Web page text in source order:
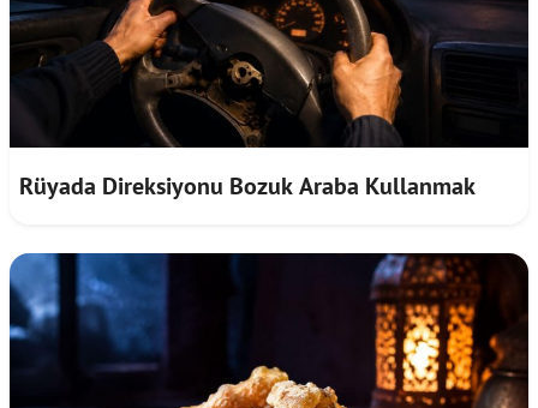
Rüyada Direksiyonu Bozuk Araba Kullanmak